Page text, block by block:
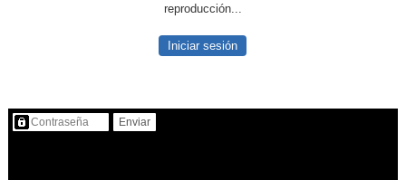
reproducción...
Iniciar sesión
Contenido protegido…